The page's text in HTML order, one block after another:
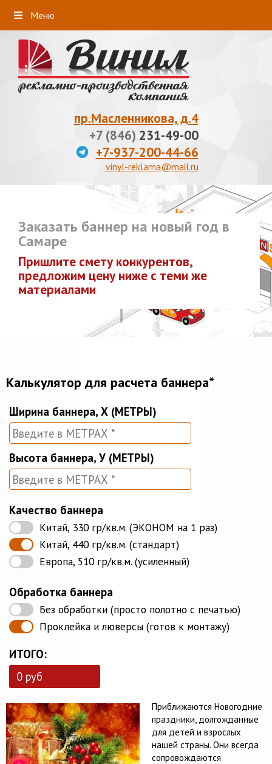
пр.Масленникова, д.4
+7 (846) 231-49-00
+7-937-200-44-66
vinyl-reklama@mail.ru
Заказать баннер на новый год в
Самаре
Пришлите смету конкурентов,
предложим цену ниже с теми же
материалами
Калькулятор для расчета баннера*
Ширина баннера, Х (МЕТРЫ)
Высота баннера, У (МЕТРЫ)
Качество баннера
Китай, 330 гр/кв.м. (ЭКОНОМ на 1 раз)
Китай, 440 гр/кв.м. (стандарт)
Европа, 510 гр/кв.м. (усиленный)
Обработка баннера
Без обработки (просто полотно с печатью)
Проклейка и люверсы (готов к монтажу)
ИТОГО:
Приближаются Новогодние
праздники, долгожданные
для детей и взрослых
нашей страны. Они всегда
сопровождаются
Меню